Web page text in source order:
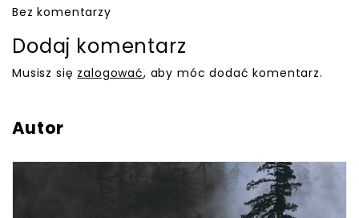
Bez komentarzy
Dodaj komentarz
Musisz się zalogować, aby móc dodać komentarz.
Autor